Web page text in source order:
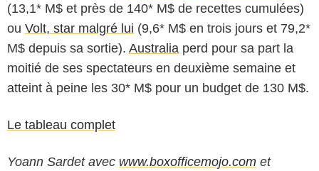
(13,1* M$ et près de 140* M$ de recettes cumulées)
ou Volt, star malgré lui (9,6* M$ en trois jours et 79,2*
M$ depuis sa sortie). Australia perd pour sa part la
moitié de ses spectateurs en deuxième semaine et
atteint à peine les 30* M$ pour un budget de 130 M$.
Le tableau complet
Yoann Sardet avec www.boxofficemojo.com et